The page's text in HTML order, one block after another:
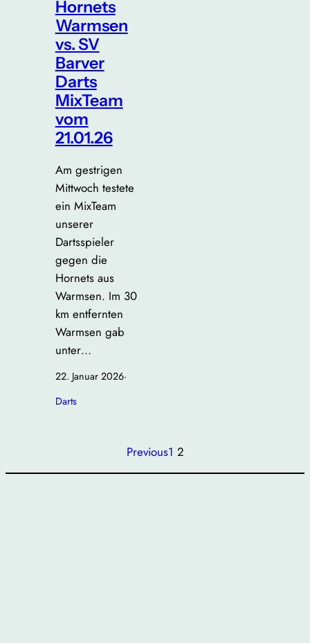
Hornets
Warmsen
vs. SV
Barver
Darts
MixTeam
vom
21.01.26
Am gestrigen
Mittwoch testete
ein MixTeam
unserer
Dartsspieler
gegen die
Hornets aus
Warmsen. Im 30
km entfernten
Warmsen gab
unter…
22. Januar 2026·
Darts
Previous1 2